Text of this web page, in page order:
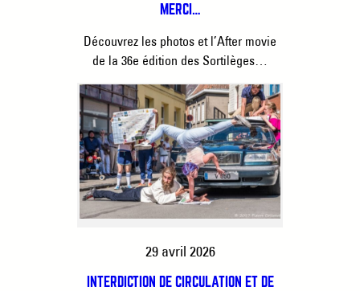
MERCI…
Découvrez les photos et l’After movie
de la 36e édition des Sortilèges…
29 avril 2026
INTERDICTION DE CIRCULATION ET DE